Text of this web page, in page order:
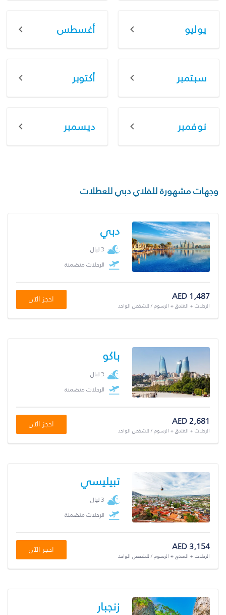
يوليو أغسطس
سبتمبر أكتوبر
نوفمبر ديسمبر
وجهات مشهورة للفلاي دبي للعطلات
دبي
3 ليال
الرحلات متضمنة
AED 1,487
الرحلات + الفندق + الرسوم / للشخص الواحد
احجز الآن
باكو
3 ليال
الرحلات متضمنة
AED 2,681
الرحلات + الفندق + الرسوم / للشخص الواحد
احجز الآن
تبيليسي
3 ليال
الرحلات متضمنة
AED 3,154
الرحلات + الفندق + الرسوم / للشخص الواحد
احجز الآن
زنجبار